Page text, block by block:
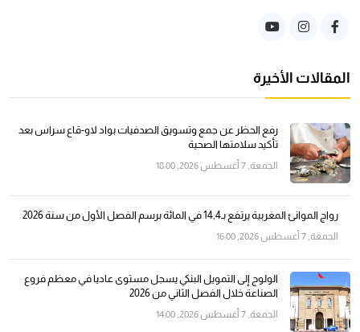
المقالات الأخيرة
رفع الحظر عن جمع وتسويق الصدفيات بواد لاو-قاع سراس بعد
تأكيد سلامتها الصحية
الجمعة, 7 أغسطس 2026, 18:00
رواج الموانئ المغربية يرتفع بـ14,4 في المائة برسم الفصل الأول من سنة 2026
الجمعة, 7 أغسطس 2026, 16:00
الولوج إلى التمويل البنكي يسجل مستوى عاديا في معظم فروع
الصناعة خلال الفصل الثاني من 2026
الجمعة, 7 أغسطس 2026, 14:00